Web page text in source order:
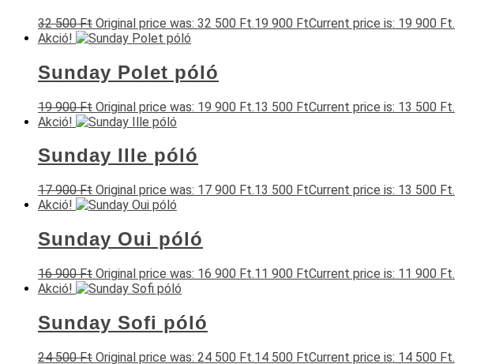
32 500Ft Original price was: 32 500 Ft.19 900 FtCurrent price is: 19 900 Ft.
Akció!
Sunday Polet póló
19 900Ft Original price was: 19 900 Ft.13 500 FtCurrent price is: 13 500 Ft.
Akció!
Sunday Ille póló
17 900Ft Original price was: 17 900 Ft.13 500 FtCurrent price is: 13 500 Ft.
Akció!
Sunday Oui póló
16 900Ft Original price was: 16 900 Ft.11 900 FtCurrent price is: 11 900 Ft.
Akció!
Sunday Sofi póló
24 500Ft Original price was: 24 500 Ft.14 500 FtCurrent price is: 14 500 Ft.